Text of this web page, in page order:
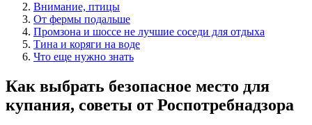
Внимание, птицы
От фермы подальше
Промзона и шоссе не лучшие соседи для отдыха
Тина и коряги на воде
Что еще нужно знать
Как выбрать безопасное место для
купания, советы от Роспотребнадзора